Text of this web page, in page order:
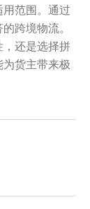
范围。通过
跨境物流。
还是选择拼
货主带来极